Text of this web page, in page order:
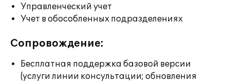
Управленческий учет
Учет в обособленных подразделениях
Сопровождение:
Бесплатная поддержка базовой версии
(услуги линии консультации; обновления